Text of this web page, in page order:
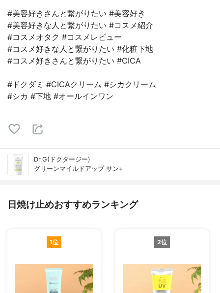
#美容好きさんと繋がりたい #美容好き⁡
⁡#美容好きな人と繋がりたい #コスメ紹介⁡
⁡#コスメオタク #コスメ⁡レビュー
#コスメ好きな人と繋がりたい #化粧下地
#コスメ好きさんと繋がりたい #CICA
#ドクダミ #CICAクリーム #シカクリーム
#シカ #下地 #オールインワン
Dr.G(ドクタージー)
グリーンマイルドアップ サン+
日焼け止めおすすめランキング
1位 2位